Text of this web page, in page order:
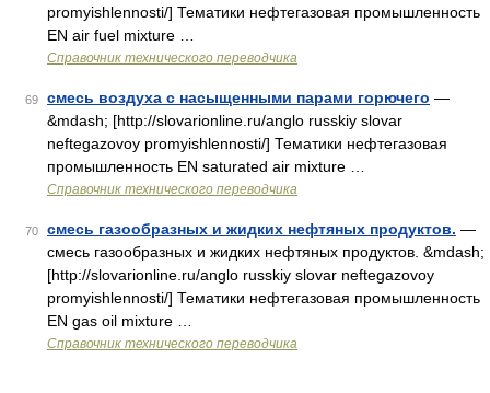
promyishlennosti/] Тематики нефтегазовая промышленность
EN air fuel mixture …
Справочник технического переводчика
69 смесь воздуха с насыщенными парами горючего —
&mdash; [http://slovarionline.ru/anglo russkiy slovar
neftegazovoy promyishlennosti/] Тематики нефтегазовая
промышленность EN saturated air mixture …
Справочник технического переводчика
70 смесь газообразных и жидких нефтяных продуктов. —
смесь газообразных и жидких нефтяных продуктов. &mdash;
[http://slovarionline.ru/anglo russkiy slovar neftegazovoy
promyishlennosti/] Тематики нефтегазовая промышленность
EN gas oil mixture …
Справочник технического переводчика